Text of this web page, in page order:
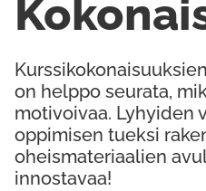
on helppo seurata,
motivoivaa. Lyhyiden
oppimisen tueksi
oheismateriaalien
innostavaa!